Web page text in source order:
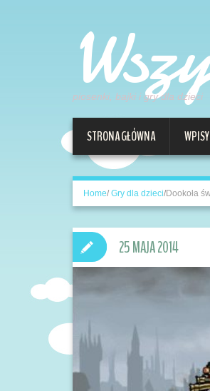
piosenki, bajki i gry dla dzieci
STRONA GŁÓWNA WPISY
Home/ Gry dla dzieci/Dookoła
25 MAJA 2014